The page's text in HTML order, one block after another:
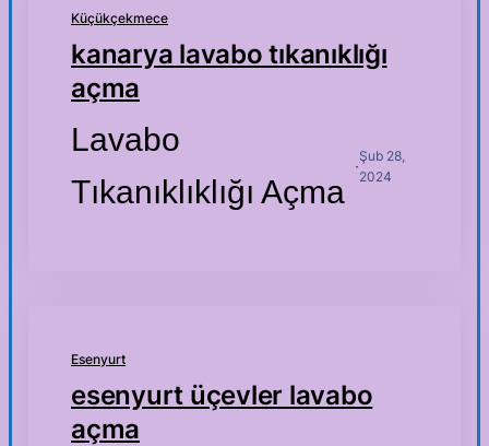
Küçükçekmece
kanarya lavabo tıkanıklığı
açma
Lavabo
Tıkanıklıklığı Açma
·
Şub 28,
2024
Esenyurt
esenyurt üçevler lavabo
açma